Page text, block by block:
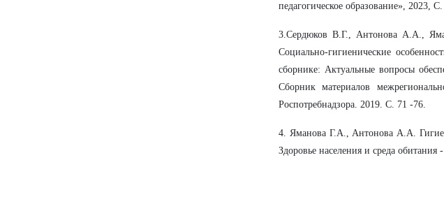
педагогическое образование», 2023,
3.Сердюков В.Г., Антонова А.А.,
Социально-гигиенические
сборнике: Актуальные вопросы
Сборник материалов
Роспотребнадзора. 2019. С. 71 -76.
4. Яманова Г.А., Антонова А.А.
Здоровье населения и среда